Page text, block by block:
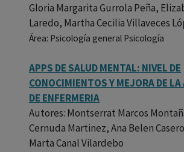
Gloria Margarita Gurrola Peña,
Laredo, Martha Cecilia Villaveces
Área: Psicología general Psicología
APPS DE SALUD MENTAL: NIVEL DE
CONOCIMIENTOS Y MEJORA DE
DE ENFERMERIA
Autores: Montserrat Marcos
Cernuda Martinez, Ana Belen
Marta Canal Vilardebo